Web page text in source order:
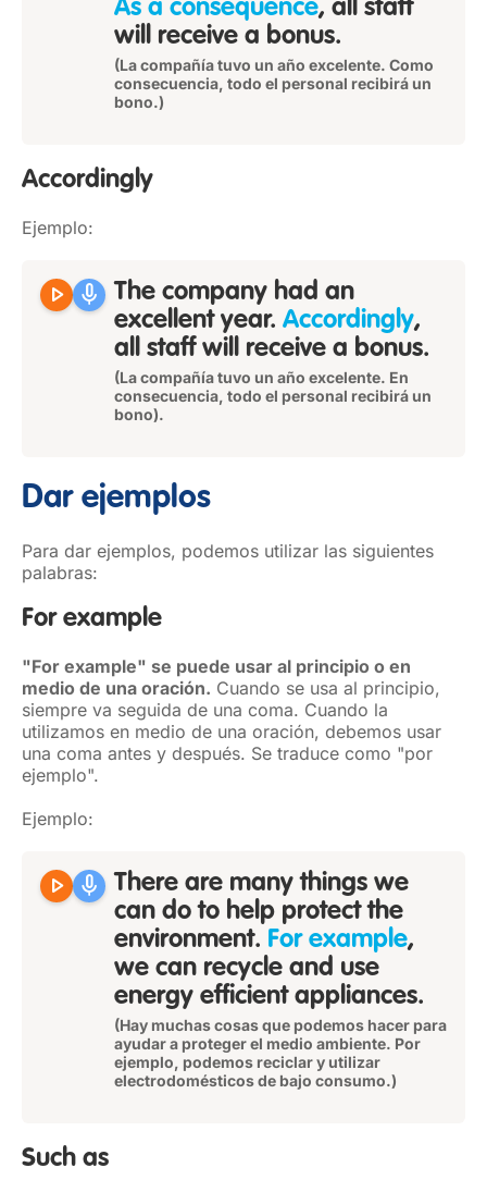
As a consequence, all staff
will receive a bonus.
(La compañía tuvo un año excelente. Como
consecuencia, todo el personal recibirá un
bono.)
Accordingly
Ejemplo:
play_arrow mic The company had an
excellent year. Accordingly,
all staff will receive a bonus.
(La compañía tuvo un año excelente. En
consecuencia, todo el personal recibirá un
bono).
Dar ejemplos
Para dar ejemplos, podemos utilizar las siguientes
palabras:
For example
"For example" se puede usar al principio o en
medio de una oración. Cuando se usa al principio,
siempre va seguida de una coma. Cuando la
utilizamos en medio de una oración, debemos usar
una coma antes y después. Se traduce como "por
ejemplo".
Ejemplo:
play_arrow mic There are many things we
can do to help protect the
environment. For example,
we can recycle and use
energy efficient appliances.
(Hay muchas cosas que podemos hacer para
ayudar a proteger el medio ambiente. Por
ejemplo, podemos reciclar y utilizar
electrodomésticos de bajo consumo.)
Such as